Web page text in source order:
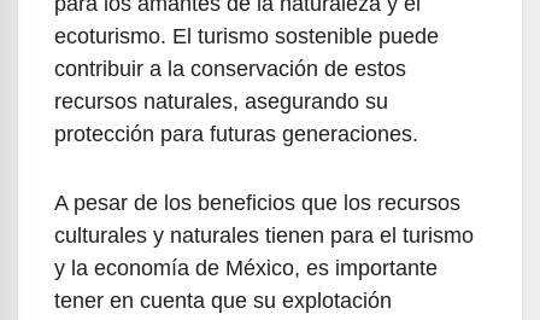
ecoturismo. El turismo sostenible puede
contribuir a la conservación de estos
recursos naturales, asegurando su
protección para futuras generaciones.
A pesar de los beneficios que los recursos
culturales y naturales tienen para el turismo
y la economía de México, es importante
tener en cuenta que su explotación